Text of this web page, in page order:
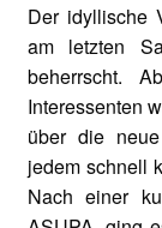
Der idyllische
am letzten
beherrscht.
Interessenten
über die
jedem schnell
Nach einer